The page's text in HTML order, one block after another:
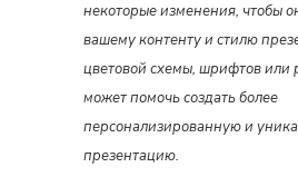
некоторые изменения, чтобы
вашему контенту и стилю
цветовой схемы, шрифтов или
может помочь создать более
персонализированную и
презентацию.